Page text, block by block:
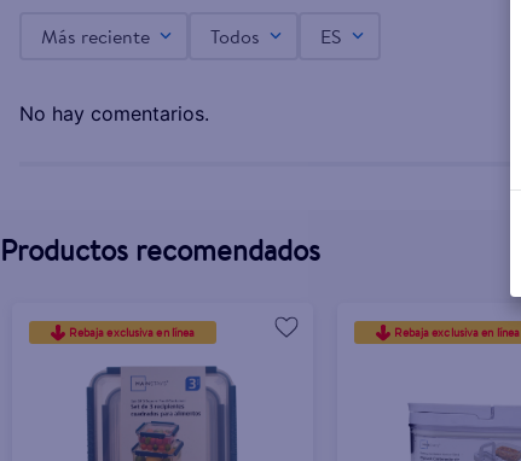
Más reciente Todos ES
No hay comentarios.
Productos recomendados
Rebaja exclusiva en línea Rebaja exclusiva en línea